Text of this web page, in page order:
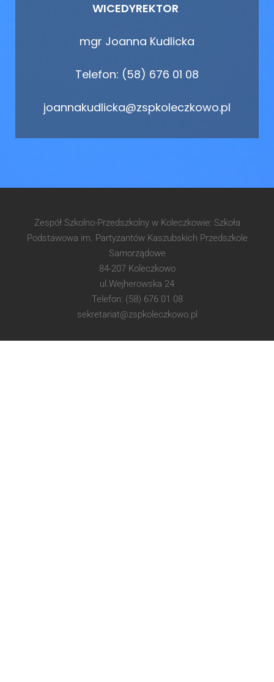
WICEDYREKTOR
mgr Joanna Kudlicka
Telefon: (58) 676 01 08
joannakudlicka@zspkoleczkowo.pl
Zespół Szkolno-Przedszkolny w Koleczkowie: Szkoła
Podstawowa im. Partyzantów Kaszubskich Przedszkole
Samorządowe
84-207 Koleczkowo
ul.Wejherowska 24
Telefon: (58) 676 01 08
sekretariat@zspkoleczkowo.pl